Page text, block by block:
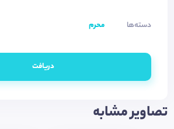
دسته‌ها محرم
دریافت
تصاویر مشابه